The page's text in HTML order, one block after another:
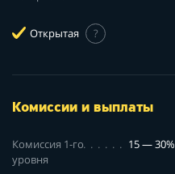
Открытая ?
Комиссии и выплаты
Комиссия 1-го
уровня
15 — 30%